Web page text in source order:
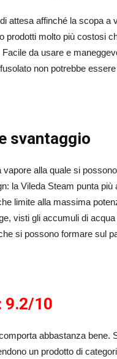
attesa affinché la scopa a
prodotti molto più costosi
da usare e
non potrebbe
svantaggio
vapore alla quale si
la Vileda Steam punta più
limite alla massima
visti gli accumuli di
si possono formare sul
9.2/10
abbastanza bene.
un prodotto di